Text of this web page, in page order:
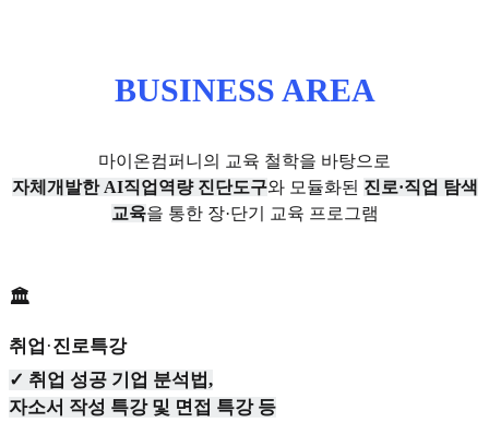
BUSINESS AREA
마이온컴퍼니의 교육 철학을 바탕으로
자체개발한 AI직업역량 진단도구와 모듈화된 진로·직업 탐색
교육을 통한 장·단기 교육 프로그램
🏛
취업 ·진로특강
✓ 취업 성공 기업 분석법,
자소서 작성 특강 및 면접 특강 등